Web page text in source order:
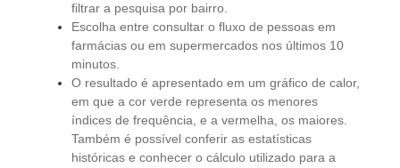
filtrar a pesquisa por bairro.
Escolha entre consultar o fluxo de pessoas em
farmácias ou em supermercados nos últimos 10
minutos.
O resultado é apresentado em um gráfico de calor,
em que a cor verde representa os menores
índices de frequência, e a vermelha, os maiores.
Também é possível conferir as estatísticas
históricas e conhecer o cálculo utilizado para a